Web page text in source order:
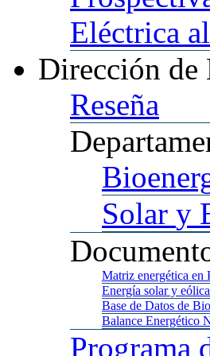
Eléctrica
Dirección de
Reseña
Solar y
Matriz energética en
Energía solar y
Base de Datos de
Balance Energético
Programa